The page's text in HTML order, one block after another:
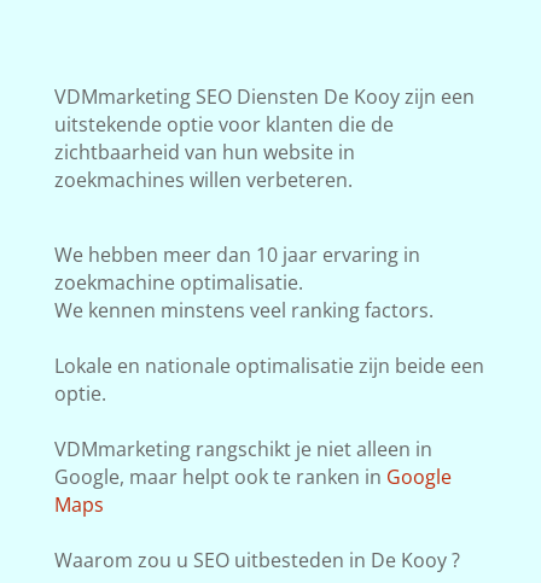
VDMmarketing SEO Diensten De Kooy zijn een
uitstekende optie voor klanten die de
zichtbaarheid van hun website in
zoekmachines willen verbeteren.
We hebben meer dan 10 jaar ervaring in
zoekmachine optimalisatie.
We kennen minstens veel ranking factors.
Lokale en nationale optimalisatie zijn beide een
optie.
VDMmarketing rangschikt je niet alleen in
Google, maar helpt ook te ranken in Google
Maps
Waarom zou u SEO uitbesteden in De Kooy ?